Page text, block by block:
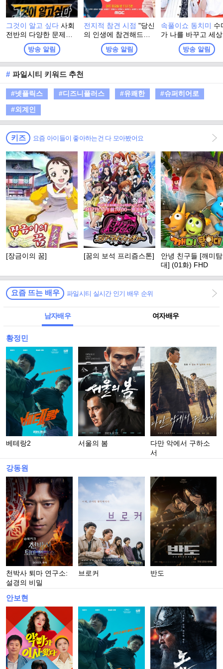
그것이 알고 싶다사회
전반의 다양한 문제점
들을 들여다보는 SBS
의 대표적인 시사고발
프로그램
방송 알림
전지적 참견 시점 "당신
의 인생에 참견해드립
니다!" 매니저들의 거침
없는 제보로 공개되는
스타들의 리얼 일상! 그
콜한 참견!
방송 알림
속풀이쇼 동치미 수
가 나를 바꾸고 세
바꾼다! 살면서 어
든 누구나 마주치는
터지는 일들! 나만
단! 말발은 100단!
는 친구, 때로는 언
에 살얼음 동동 띄
원한 동치미를 선사
방송 알림
# 파일시티 키워드 추천
#넷플릭스 #디즈니플러스 #유쾌한
#슈퍼히어로
#외계인
키즈 요즘 아이들이 좋아하는건 다 모아봤어요
[장금이의 꿈] [꿈의 보석 프리즘스톤]
안녕 친구들 [깨미
대] (01화) FHD
요즘 뜨는 배우 파일시티 실시간 인기 배우 순위
남자배우 여자배우
황정민
베테랑2 서울의 봄
다만 악에서 구하소
서
강동원
천박사 퇴마 연구소:
설경의 비밀
브로커 반도
안보현